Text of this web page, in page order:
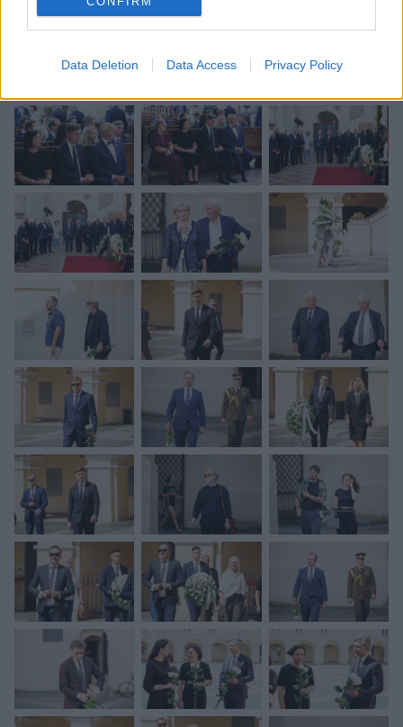
Data Deletion Data Access Privacy Policy